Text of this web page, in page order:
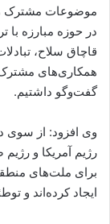
موضوعات مشترک
در حوزه مبارزه با
قاچاق سلاح،
همکاری‌های
گفت‌وگو داشتیم.
وی افزود: از سوی
رژیم آمریکا و
برای ملت‌های
ایجاد کرده‌اند و